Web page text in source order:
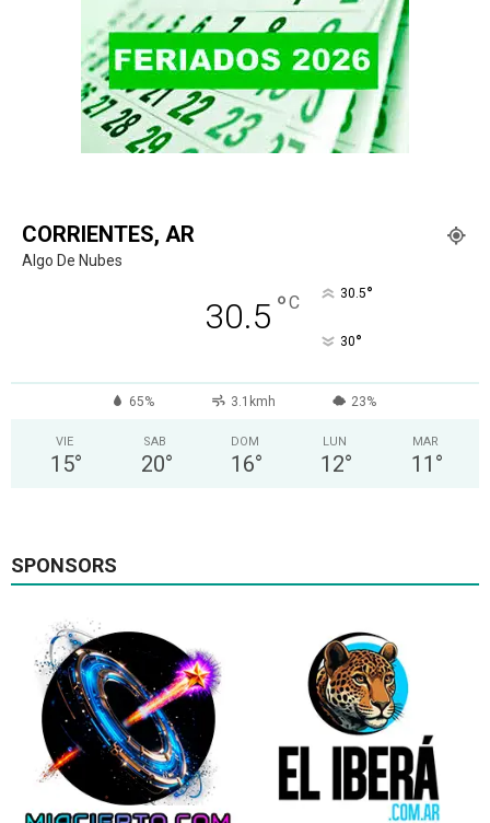
CORRIENTES, AR
Algo De Nubes
30.5 °C 30.5°
30°
65% 3.1kmh 23%
VIE
15°
SAB
20°
DOM
16°
LUN
12°
MAR
11 °
SPONSORS